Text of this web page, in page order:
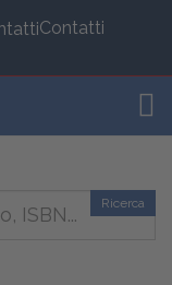
Contatti
Ricerca